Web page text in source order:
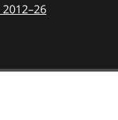
2012–26